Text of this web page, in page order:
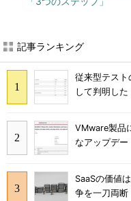
記事ランキング
従来型テス
して判明し
VMware製品
なアップデー
SaaSの価値
争を一刀両断